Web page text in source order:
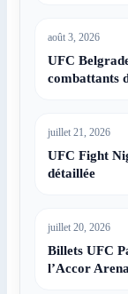
août 3, 2026
UFC
combattants
juillet 21, 2026
UFC Fight
détaillée
juillet 20, 2026
Billets UFC
l’Accor